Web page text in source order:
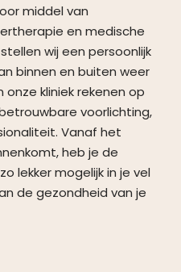
middel van
en medische
wij een persoonlijk
binnen en buiten weer
kliniek rekenen op
voorlichting,
Vanaf het
heb je de
lekker mogelijk in je vel
de gezondheid van je